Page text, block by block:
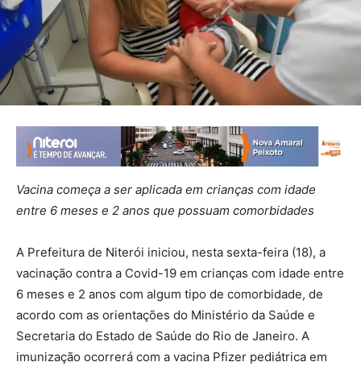
Vacina começa a ser aplicada em crianças com idade
entre 6 meses e 2 anos que possuam comorbidades
A Prefeitura de Niterói iniciou, nesta sexta-feira (18), a
vacinação contra a Covid-19 em crianças com idade entre
6 meses e 2 anos com algum tipo de comorbidade, de
acordo com as orientações do Ministério da Saúde e
Secretaria do Estado de Saúde do Rio de Janeiro. A
imunização ocorrerá com a vacina Pfizer pediátrica em